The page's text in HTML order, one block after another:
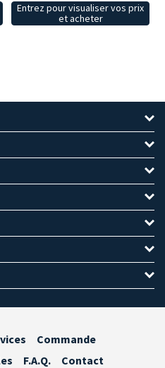
Entrez pour visualiser vos prix
et acheter
Commande
F.A.Q.
Contact